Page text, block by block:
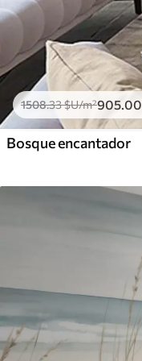
1508.33$U/m²905 .00
Bosque encantador